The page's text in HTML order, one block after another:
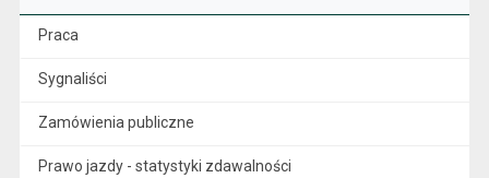
Praca
Sygnaliści
Zamówienia publiczne
Prawo jazdy - statystyki zdawalności